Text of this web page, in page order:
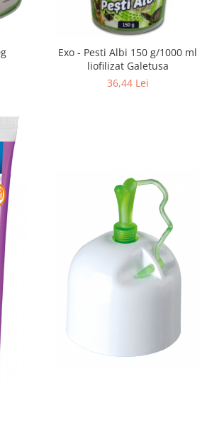
Exo - Pesti Albi 150 g/1000 ml
liofilizat Galetusa
36,44 Lei